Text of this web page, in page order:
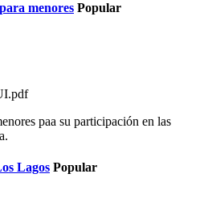
menores Popular
paa su participación en las
Lagos Popular